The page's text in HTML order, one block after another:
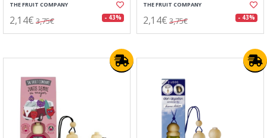
THE FRUIT COMPANY
2,14€ 3,75€ - 43%
THE FRUIT COMPANY
2,14€ 3,75€ - 43%